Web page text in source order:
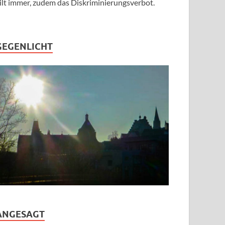
immer, zudem das Diskriminierungsverbot.